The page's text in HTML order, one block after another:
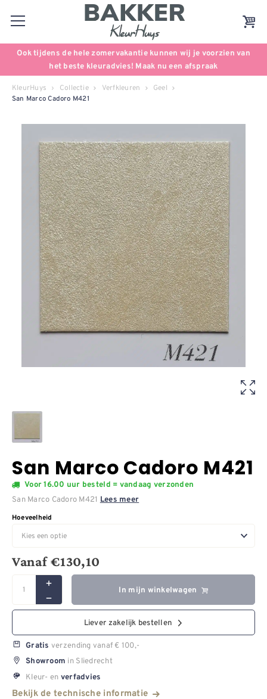
Ook tijdens de hele zomervakantie kunnen wij je voorzien van
het beste kleuradvies! Maak nu een afspraak
KleurHuys Collectie Verfkleuren Geel
San Marco Cadoro M421
San Marco Cadoro M421
Voor 16.00 uur besteld = vandaag verzonden
San Marco Cadoro M421 Lees meer
Hoeveelheid
Vanaf€130,10
In mijn winkelwagen
Liever zakelijk bestellen
Gratis verzending vanaf € 100,-
Showroom in Sliedrecht
Kleur- en verfadvies
Bekijk de technische informatie